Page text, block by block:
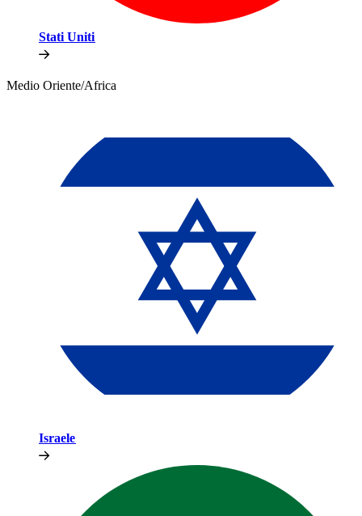
Stati Uniti​​
Medio Oriente/Africa​​
Israele​​